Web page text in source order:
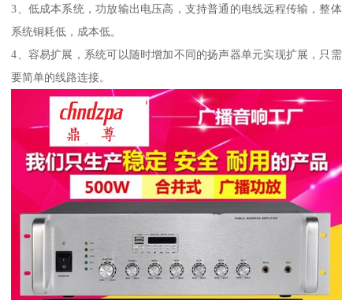
3、低成本系统，功放输出电压高，支持普通的电线远程传输，整体
系统铜耗低，成本低。
4、容易扩展，系统可以随时增加不同的扬声器单元实现扩展，只需
要简单的线路连接。